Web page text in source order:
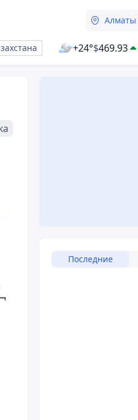
Алматы
+24°$469.93
Последние